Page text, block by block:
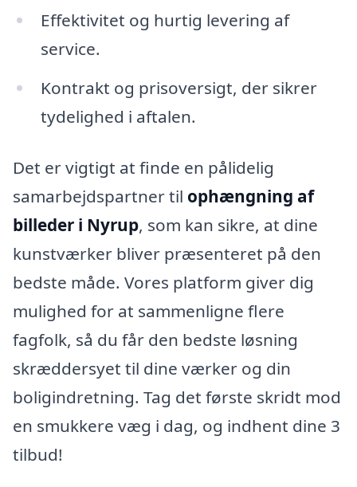
Effektivitet og hurtig levering af
service.
Kontrakt og prisoversigt, der sikrer
tydelighed i aftalen.
Det er vigtigt at finde en pålidelig
samarbejdspartner til ophængning af
billeder i Nyrup, som kan sikre, at dine
kunstværker bliver præsenteret på den
bedste måde. Vores platform giver dig
mulighed for at sammenligne flere
fagfolk, så du får den bedste løsning
skræddersyet til dine værker og din
boligindretning. Tag det første skridt mod
en smukkere væg i dag, og indhent dine 3
tilbud!